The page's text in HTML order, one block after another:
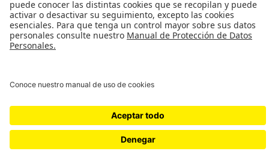
Enlaces de interés
Línea de Transparencia Uniandes
como Universidad: Decreto 1297 del 30 de mayo de
1964.Reconocimiento personería jurídica: Resolución 28 del 23 de
febrero de 1949 Minjusticia.